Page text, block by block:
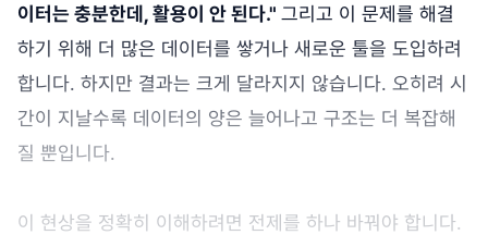
이터는 충분한데, 활용이 안 된다." 그리고 이 문제를 해결
하기 위해 더 많은 데이터를 쌓거나 새로운 툴을 도입하려
합니다. 하지만 결과는 크게 달라지지 않습니다. 오히려 시
간이 지날수록 데이터의 양은 늘어나고 구조는 더 복잡해
질 뿐입니다.
이 현상을 정확히 이해하려면 전제를 하나 바꿔야 합니다.